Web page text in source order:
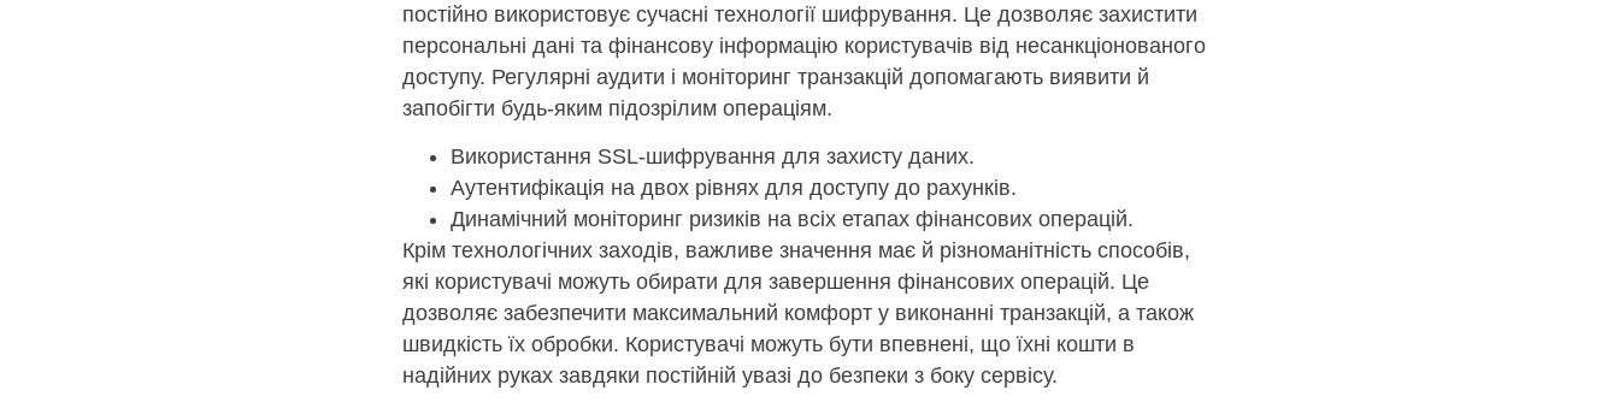
постійно використовує сучасні технології шифрування. Це дозволяє захистити
персональні дані та фінансову інформацію користувачів від несанкціонованого
доступу. Регулярні аудити і моніторинг транзакцій допомагають виявити й
запобігти будь-яким підозрілим операціям.
Використання SSL-шифрування для захисту даних.
Аутентифікація на двох рівнях для доступу до рахунків.
Динамічний моніторинг ризиків на всіх етапах фінансових операцій.
Крім технологічних заходів, важливе значення має й різноманітність способів,
які користувачі можуть обирати для завершення фінансових операцій. Це
дозволяє забезпечити максимальний комфорт у виконанні транзакцій, а також
швидкість їх обробки. Користувачі можуть бути впевнені, що їхні кошти в
надійних руках завдяки постійній увазі до безпеки з боку сервісу.